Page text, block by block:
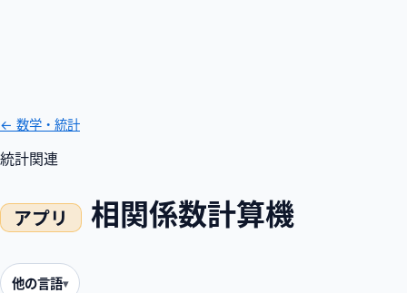
← 数学・統計
統計関連
相関係数計算機
他の言語